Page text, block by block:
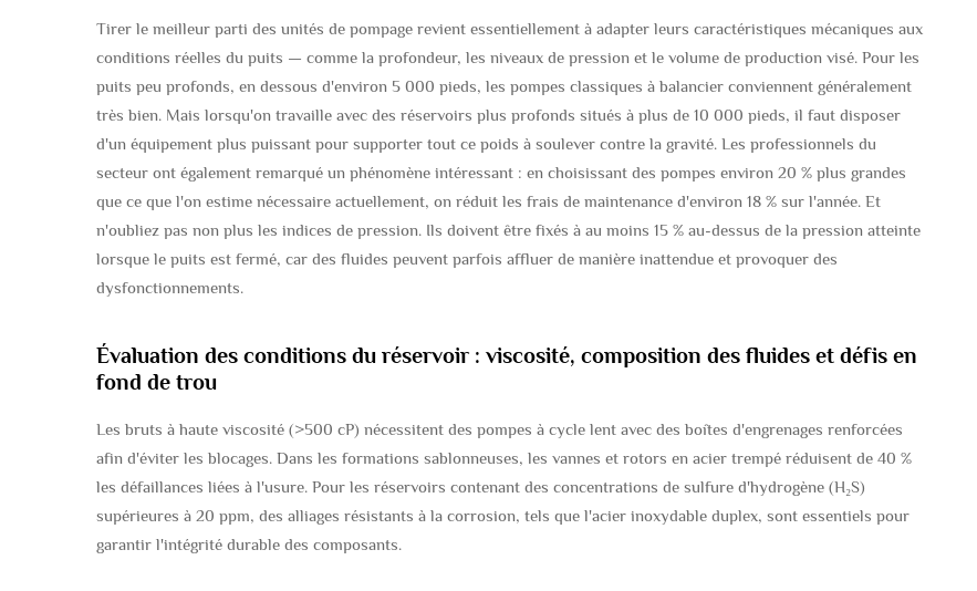
Tirer le meilleur parti des unités de pompage revient essentiellement à adapter leurs caractéristiques mécaniques aux
conditions réelles du puits — comme la profondeur, les niveaux de pression et le volume de production visé. Pour les
puits peu profonds, en dessous d'environ 5 000 pieds, les pompes classiques à balancier conviennent généralement
très bien. Mais lorsqu'on travaille avec des réservoirs plus profonds situés à plus de 10 000 pieds, il faut disposer
d'un équipement plus puissant pour supporter tout ce poids à soulever contre la gravité. Les professionnels du
secteur ont également remarqué un phénomène intéressant : en choisissant des pompes environ 20 % plus grandes
que ce que l'on estime nécessaire actuellement, on réduit les frais de maintenance d'environ 18 % sur l'année. Et
n'oubliez pas non plus les indices de pression. Ils doivent être fixés à au moins 15 % au-dessus de la pression atteinte
lorsque le puits est fermé, car des fluides peuvent parfois affluer de manière inattendue et provoquer des
dysfonctionnements.
Évaluation des conditions du réservoir : viscosité, composition des fluides et défis en
fond de trou
Les bruts à haute viscosité (>500 cP) nécessitent des pompes à cycle lent avec des boîtes d'engrenages renforcées
afin d'éviter les blocages. Dans les formations sablonneuses, les vannes et rotors en acier trempé réduisent de 40 %
les défaillances liées à l'usure. Pour les réservoirs contenant des concentrations de sulfure d'hydrogène (H₂S)
supérieures à 20 ppm, des alliages résistants à la corrosion, tels que l'acier inoxydable duplex, sont essentiels pour
garantir l'intégrité durable des composants.